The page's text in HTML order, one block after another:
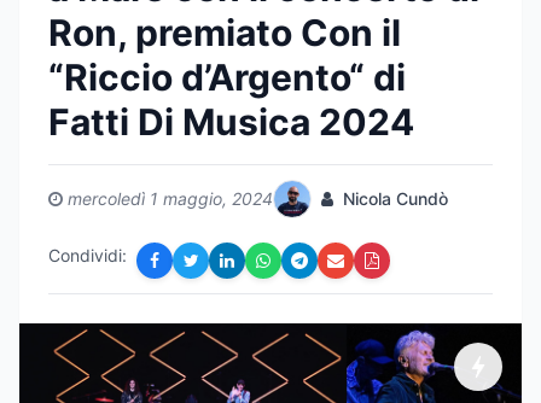
Ron, premiato Con il
“Riccio d’Argento“ di
Fatti Di Musica 2024
mercoledì 1 maggio, 2024 Nicola Cundò
Condividi: